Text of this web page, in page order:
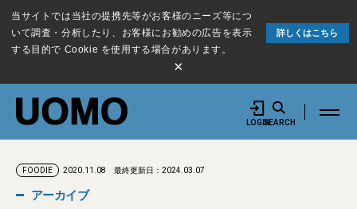
当サイトでは当社の提携先等がお客様のニーズ等につ
いて調査・分析したり、お客様にお勧めの広告を表示
する目的で Cookie を使用する場合があります。
詳しくはこちら
×
LOGINSEARCH
FOODIE 2020.11.08 最終更新日：2024.03.07
アーカイブ